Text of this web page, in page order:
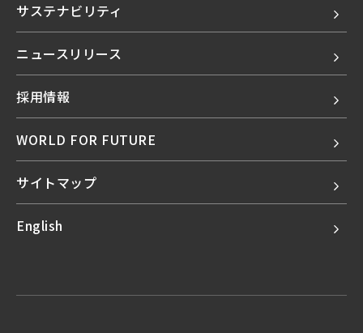
サステナビリティ
ニュースリリース
採用情報
WORLD FOR FUTURE
サイトマップ
English